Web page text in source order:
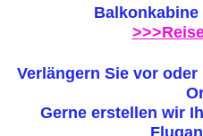
Balkonkabine
Verlängern Sie vor
Gerne erstellen wir